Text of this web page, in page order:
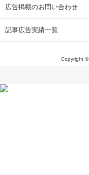
広告掲載のお問い合わせ
記事広告実績一覧
Copyright ©